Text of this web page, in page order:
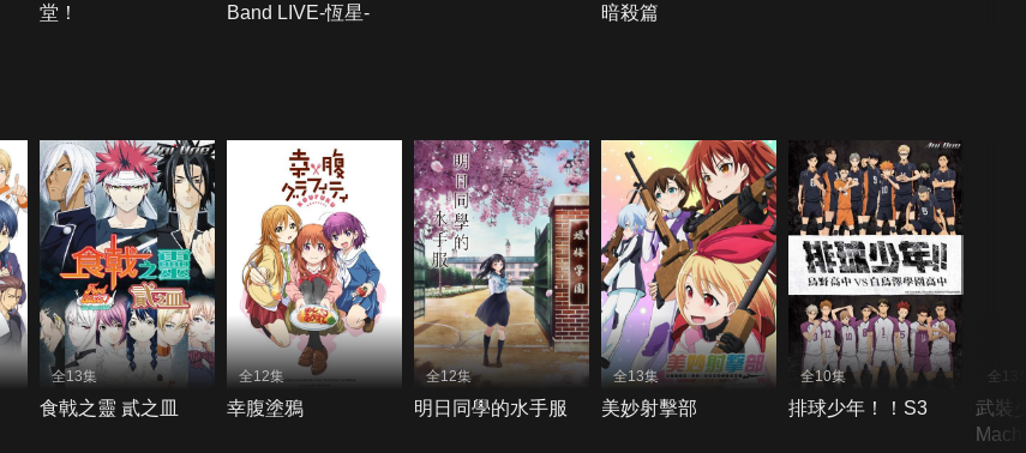
堂！
Band LIVE-恆星-
暗殺篇
全13集
食戟之靈 貳之皿
全12集
幸腹塗鴉
全12集
明日同學的水手服
全13集
美妙射擊部
全10集
排球少年！！S3
全13
武裝